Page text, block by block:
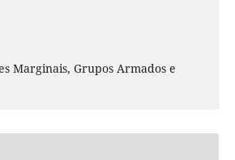
Marginais, Grupos Armados e